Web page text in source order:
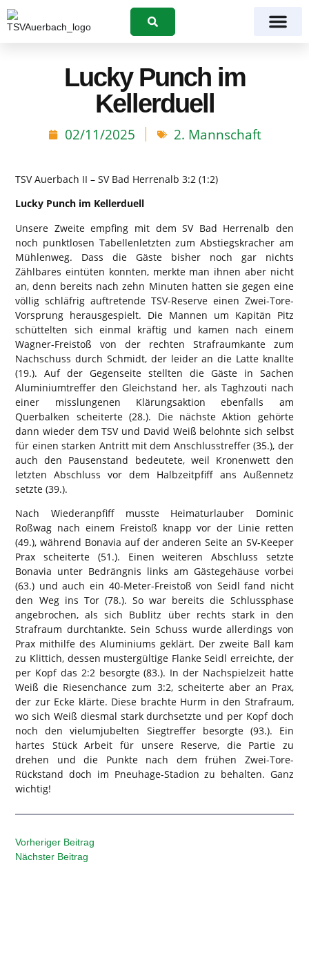
Suchen
Lucky Punch im
Kellerduell
02/11/2025 2. Mannschaft
TSV Auerbach II – SV Bad Herrenalb 3:2 (1:2)
Lucky Punch im Kellerduell
Unsere Zweite empfing mit dem SV Bad Herrenalb den
noch punktlosen Tabellenletzten zum Abstiegskracher am
Mühlenweg. Dass die Gäste bisher noch gar nichts
Zählbares eintüten konnten, merkte man ihnen aber nicht
an, denn bereits nach zehn Minuten hatten sie gegen eine
völlig schläfrig auftretende TSV-Reserve einen Zwei-Tore-
Vorsprung herausgespielt. Die Mannen um Kapitän Pitz
schüttelten sich einmal kräftig und kamen nach einem
Wagner-Freistoß von der rechten Strafraumkante zum
Nachschuss durch Schmidt, der leider an die Latte knallte
(19.). Auf der Gegenseite stellten die Gäste in Sachen
Aluminiumtreffer den Gleichstand her, als Taghzouti nach
einer misslungenen Klärungsaktion ebenfalls am
Querbalken scheiterte (28.). Die nächste Aktion gehörte
dann wieder dem TSV und David Weiß belohnte sich selbst
für einen starken Antritt mit dem Anschlusstreffer (35.), der
auch den Pausenstand bedeutete, weil Kronenwett den
letzten Abschluss vor dem Halbzeitpfiff ans Außennetz
setzte (39.).
Nach Wiederanpfiff musste Heimaturlauber Dominic
Roßwag nach einem Freistoß knapp vor der Linie retten
(49.), während Bonavia auf der anderen Seite an SV-Keeper
Prax scheiterte (51.). Einen weiteren Abschluss setzte
Bonavia unter Bedrängnis links am Gästegehäuse vorbei
(63.) und auch ein 40-Meter-Freistoß von Seidl fand nicht
den Weg ins Tor (78.). So war bereits die Schlussphase
angebrochen, als sich Bublitz über rechts stark in den
Strafraum durchtankte. Sein Schuss wurde allerdings von
Prax mithilfe des Aluminiums geklärt. Der zweite Ball kam
zu Klittich, dessen mustergültige Flanke Seidl erreichte, der
per Kopf das 2:2 besorgte (83.). In der Nachspielzeit hatte
Weiß die Riesenchance zum 3:2, scheiterte aber an Prax,
der zur Ecke klärte. Diese brachte Hurm in den Strafraum,
wo sich Weiß diesmal stark durchsetzte und per Kopf doch
noch den vielumjubelten Siegtreffer besorgte (93.). Ein
hartes Stück Arbeit für unsere Reserve, die Partie zu
drehen und die Punkte nach dem frühen Zwei-Tore-
Rückstand doch im Pneuhage-Stadion zu behalten. Ganz
wichtig!
Vorheriger Beitrag
Nächster Beitrag